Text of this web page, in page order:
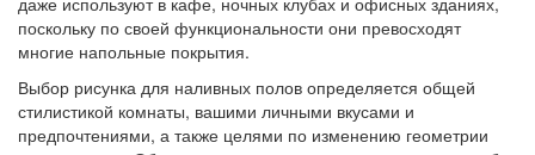
поскольку по своей функциональности они превосходят
многие напольные покрытия.
Выбор рисунка для наливных полов определяется общей
стилистикой комнаты, вашими личными вкусами и
предпочтениями, а также целями по изменению геометрии